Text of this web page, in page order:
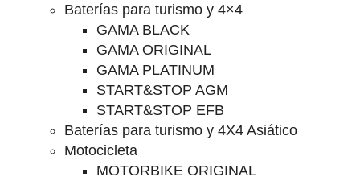
Baterías para turismo y 4×4
GAMA BLACK
GAMA ORIGINAL
GAMA PLATINUM
START&STOP AGM
START&STOP EFB
Baterías para turismo y 4X4 Asiático
Motocicleta
MOTORBIKE ORIGINAL